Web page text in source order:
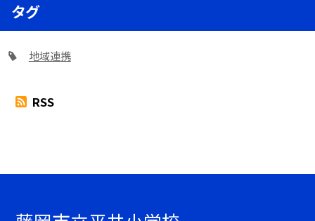
タグ
地域連携
RSS